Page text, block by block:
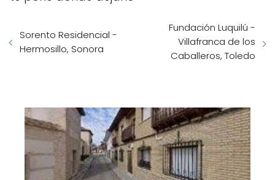
Sorento Residencial -
Hermosillo, Sonora
Fundación Luquilú -
Villafranca de los
Caballeros, Toledo